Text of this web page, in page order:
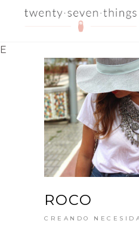
E
ROCO
CREANDO